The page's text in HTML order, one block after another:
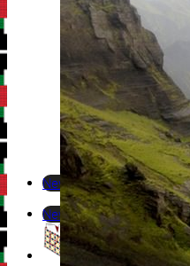
Newsletter
Newsletter